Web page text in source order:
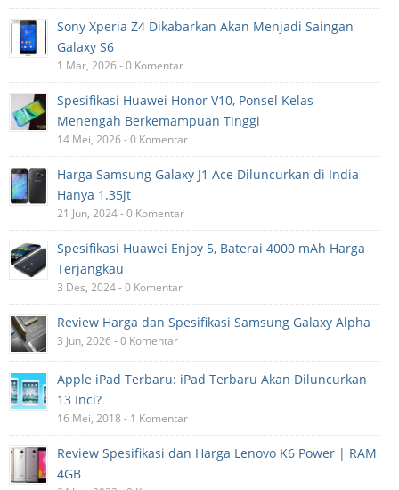
Sony Xperia Z4 Dikabarkan Akan Menjadi Saingan
Galaxy S6
1 Mar, 2026 - 0 Komentar
Spesifikasi Huawei Honor V10, Ponsel Kelas
Menengah Berkemampuan Tinggi
14 Mei, 2026 - 0 Komentar
Harga Samsung Galaxy J1 Ace Diluncurkan di India
Hanya 1.35jt
21 Jun, 2024 - 0 Komentar
Spesifikasi Huawei Enjoy 5, Baterai 4000 mAh Harga
Terjangkau
3 Des, 2024 - 0 Komentar
Review Harga dan Spesifikasi Samsung Galaxy Alpha
3 Jun, 2026 - 0 Komentar
Apple iPad Terbaru: iPad Terbaru Akan Diluncurkan
13 Inci?
16 Mei, 2018 - 1 Komentar
Review Spesifikasi dan Harga Lenovo K6 Power | RAM
4GB